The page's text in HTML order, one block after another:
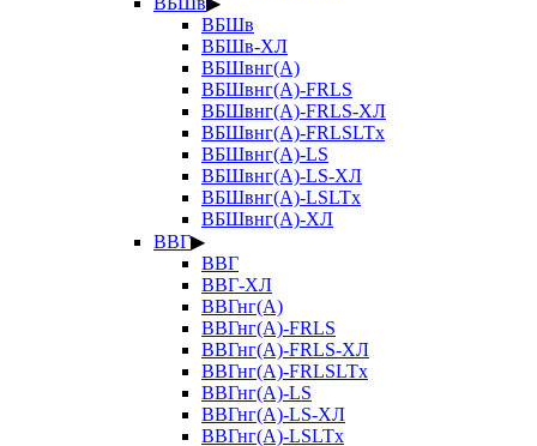
ВБШв
ВБШв-ХЛ
ВБШвнг(А)
ВБШвнг(А)-FRLS
ВБШвнг(А)-FRLS-ХЛ
ВБШвнг(А)-FRLSLTx
ВБШвнг(А)-LS
ВБШвнг(А)-LS-ХЛ
ВБШвнг(А)-LSLTx
ВБШвнг(А)-ХЛ
ВВГ▶
ВВГ
ВВГ-ХЛ
ВВГнг(А)
ВВГнг(А)-FRLS
ВВГнг(А)-FRLS-ХЛ
ВВГнг(А)-FRLSLTx
ВВГнг(А)-LS
ВВГнг(А)-LS-ХЛ
ВВГнг(А)-LSLTx